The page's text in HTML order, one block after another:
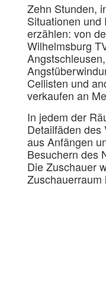
Zehn Stunden,
Situationen
erzählen: von
Wilhelmsburg
Cellisten und
verkaufen an
In jedem der
Detailfäden des
aus Anfängen
Besuchern des
Die Zuschauer
Zuschauerraum